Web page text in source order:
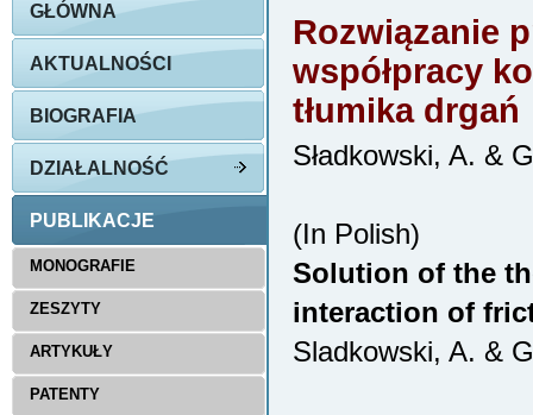
Rozwiązanie
współpracy
tłumika drgań
Sładkowski, A. &
(In Polish)
Solution of the
interaction of
Sladkowski, A. &
GŁÓWNA
AKTUALNOŚCI
BIOGRAFIA
DZIAŁALNOŚĆ
PUBLIKACJE
MONOGRAFIE
ZESZYTY
ARTYKUŁY
PATENTY